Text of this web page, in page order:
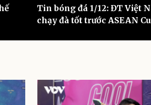
Tin bóng đá 1/12: ĐT Việt
chạy đà tốt trước ASEAN